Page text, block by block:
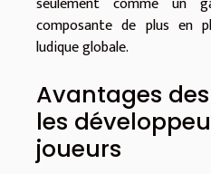
composante de plus en
ludique globale.
Avantages
les
joueurs